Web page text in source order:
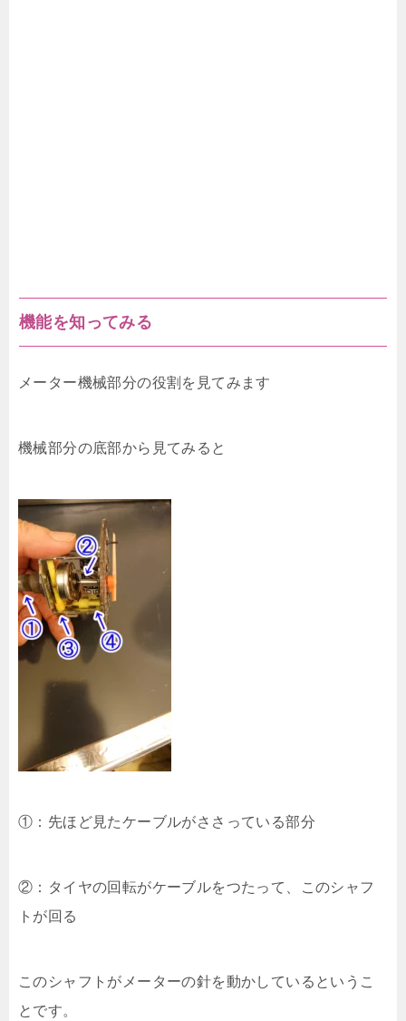
機能を知ってみる
メーター機械部分の役割を見てみます
機械部分の底部から見てみると
①：先ほど見たケーブルがささっている部分
②：タイヤの回転がケーブルをつたって、このシャフ
トが回る
このシャフトがメーターの針を動かしているというこ
とです。